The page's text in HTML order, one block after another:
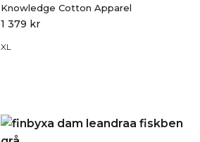
Knowledge Cotton Apparel
1 379 kr
XL